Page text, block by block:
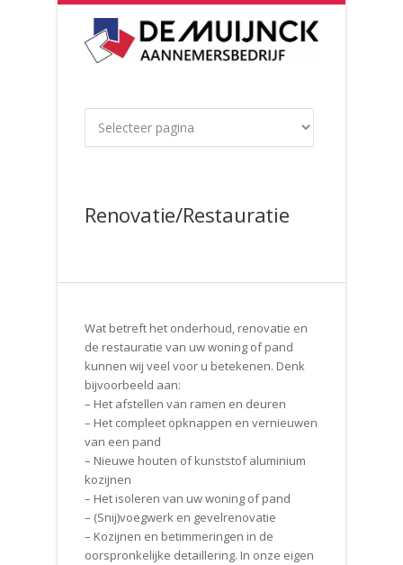
Renovatie/Restauratie
Wat betreft het onderhoud, renovatie en
de restauratie van uw woning of pand
kunnen wij veel voor u betekenen. Denk
bijvoorbeeld aan:
– Het afstellen van ramen en deuren
– Het compleet opknappen en vernieuwen
van een pand
– Nieuwe houten of kunststof aluminium
kozijnen
– Het isoleren van uw woning of pand
– (Snij)voegwerk en gevelrenovatie
– Kozijnen en betimmeringen in de
oorspronkelijke detaillering. In onze eigen